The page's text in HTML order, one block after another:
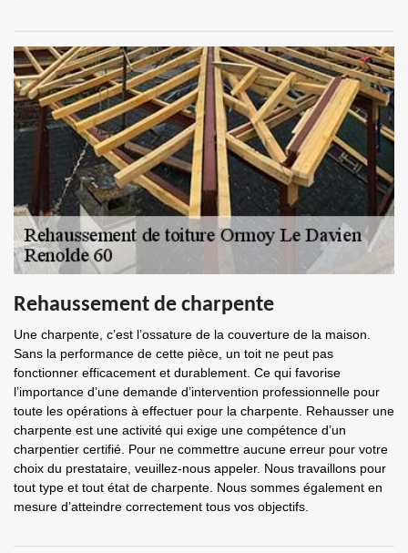
Rehaussement de charpente
Une charpente, c’est l’ossature de la couverture de la maison.
Sans la performance de cette pièce, un toit ne peut pas
fonctionner efficacement et durablement. Ce qui favorise
l’importance d’une demande d’intervention professionnelle pour
toute les opérations à effectuer pour la charpente. Rehausser une
charpente est une activité qui exige une compétence d’un
charpentier certifié. Pour ne commettre aucune erreur pour votre
choix du prestataire, veuillez-nous appeler. Nous travaillons pour
tout type et tout état de charpente. Nous sommes également en
mesure d’atteindre correctement tous vos objectifs.